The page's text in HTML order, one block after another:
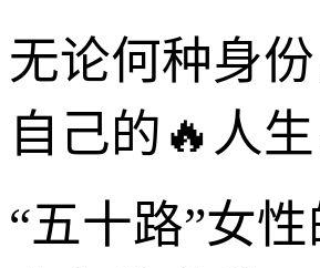
无论何种身
自己的🔥人
“五十路”女